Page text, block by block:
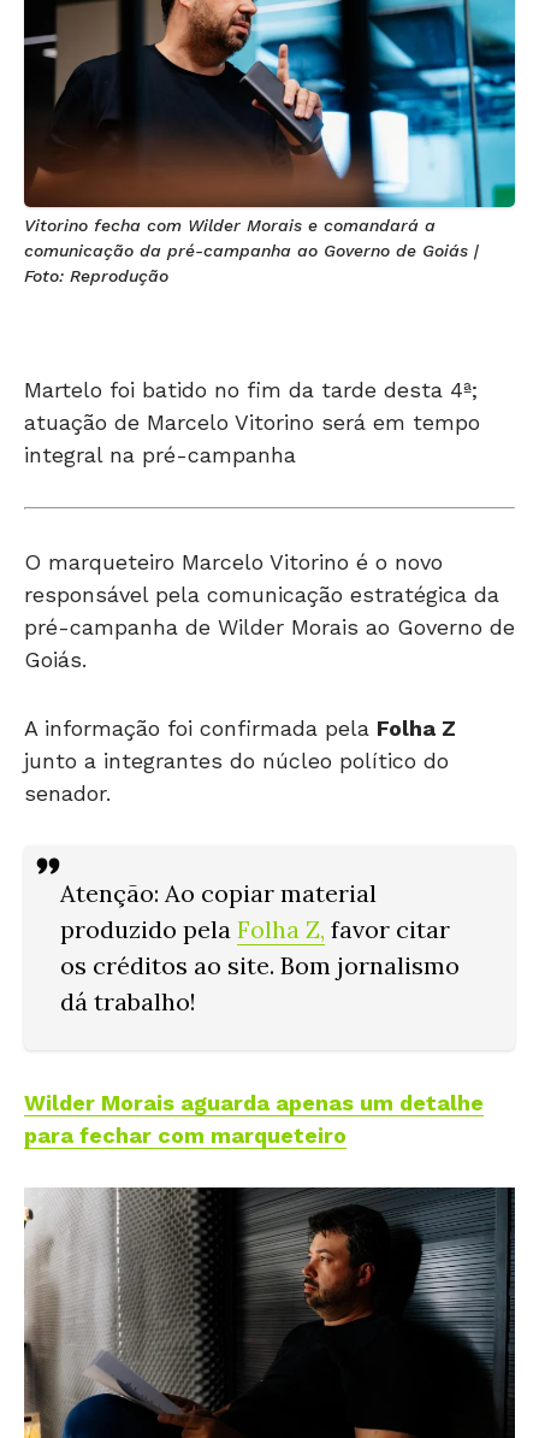
Vitorino fecha com Wilder Morais e comandará a
comunicação da pré-campanha ao Governo de Goiás |
Foto: Reprodução
Martelo foi batido no fim da tarde desta 4ª;
atuação de Marcelo Vitorino será em tempo
integral na pré-campanha
O marqueteiro Marcelo Vitorino é o novo
responsável pela comunicação estratégica da
pré-campanha de Wilder Morais ao Governo de
Goiás.
A informação foi confirmada pela Folha Z
junto a integrantes do núcleo político do
senador.
Atenção: Ao copiar material
produzido pela Folha Z, favor citar
os créditos ao site. Bom jornalismo
dá trabalho!
Wilder Morais aguarda apenas um detalhe
para fechar com marqueteiro